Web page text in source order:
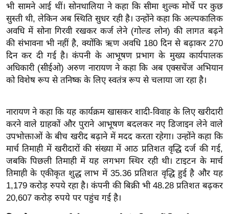
या
सा
हि
त्य
ज
ग
टो
व
र्ल्ड
न्यू
ज
ब्री
फ
भी सामने आई थीं। सोनथालिया ने कहा कि सीमा शुल्क मोर्चे पर कुछ
सुस्ती थी, लेकिन अब स्थिति सुधर रही है। उन्होंने कहा कि अल्पकालिक
अवधि में सोना गिरवी रखकर कर्ज लेने (गोल्ड लोन) की लागत बढ़ने
की संभावना भी नहीं है, क्योंकि ऋण अवधि 180 दिन से बढ़ाकर 270
दिन कर दी गई है। कंपनी के आभूषण प्रभाग के मुख्य कार्यपालक
अधिकारी (सीईओ) अरुण नारायण ने कहा कि अब एक्सचेंज अभियान
को विशेष रूप से तनिष्क के लिए स्वतंत्र रूप से चलाया जा रहा है।
नारायण ने कहा कि यह कार्यक्रम खासकर शादी-विवाह के लिए खरीदारी
करने वाले ग्राहकों और पुराने आभूषण बदलकर नए डिजाइन लेने वाले
उपभोक्ताओं के बीच खरीद बढ़ाने में मदद करता रहेगा। उन्होंने कहा कि
मार्च तिमाही में खरीदारों की संख्या में आठ प्रतिशत वृद्धि दर्ज की गई,
जबकि पिछली तिमाही में यह लगभग स्थिर रही थी। टाइटन के मार्च
तिमाही के एकीकृत शुद्ध लाभ में 35.36 प्रतिशत वृद्धि हुई है और यह
1,179 करोड़ रुपये रहा है। कंपनी की बिक्री भी 48.28 प्रतिशत बढ़कर
20,607 करोड़ रुपये पर पहुंच गई है।